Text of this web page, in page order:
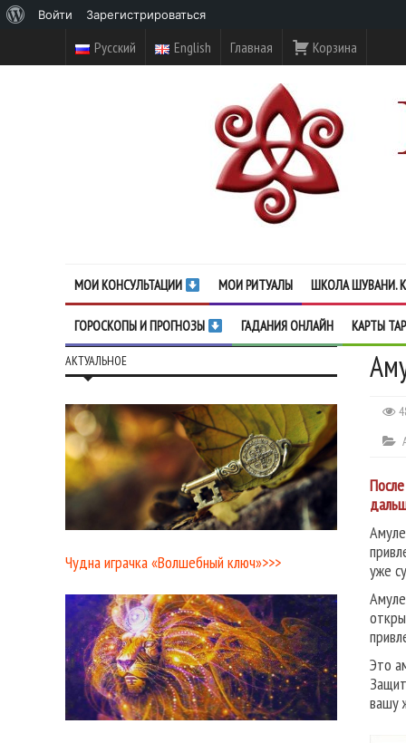
Русский English Главная Корзина
МОИ КОНСУЛЬТАЦИИ МОИ РИТУАЛЫ ШКОЛА ШУВАНИ.
ГОРОСКОПЫ И ПРОГНОЗЫ ГАДАНИЯ ОНЛАЙН КАРТЫ
уже
Это
вашу
АКТУАЛЬНОЕ
Чудна играчка «Волшебный ключ»>>>
WordPress
Войти Зарегистрироваться